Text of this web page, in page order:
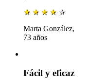
★ ★ ★ ★ ★
Marta González,
73 años
Fácil y eficaz